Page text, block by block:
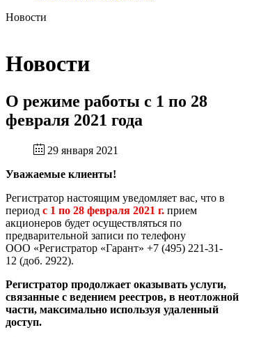
Новости
Новости
О режиме работы с 1 по 28
февраля 2021 года
29 января 2021
Уважаемые клиенты!
Регистратор настоящим уведомляет вас, что в
период с 1 по 28 февраля 2021 г. прием
акционеров будет осуществляться по
предварительной записи по телефону
ООО «Регистратор «Гарант» +7 (495) 221-31-
12 (доб. 2922).
Регистратор продолжает оказывать услуги,
связанные с ведением реестров, в неотложной
части, максимально используя удаленный
доступ.